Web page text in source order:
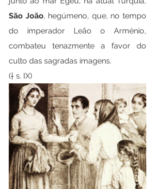
São João, hegúmeno, que, no tempo
do imperador Leão o Arménio,
combateu tenazmente a favor do
culto das sagradas imagens.
(† s. IX)